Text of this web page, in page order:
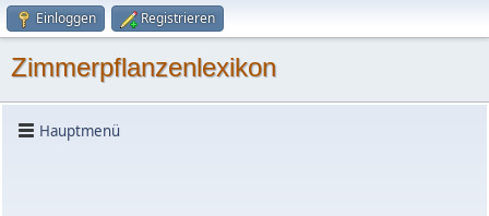
Einloggen Registrieren
Zimmerpflanzenlexikon
Hauptmenü